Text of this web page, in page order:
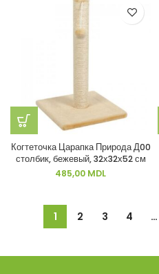
Когтеточка Царапка Природа Д00
столбик, бежевый, 32х32х52 см
485,00 MDL
1 2 3 4 …